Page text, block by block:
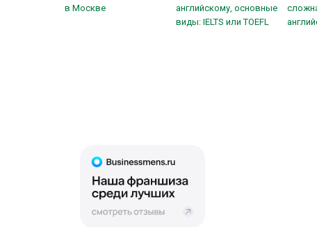
в Москве
английскому, основные
виды: IELTS или TOEFL